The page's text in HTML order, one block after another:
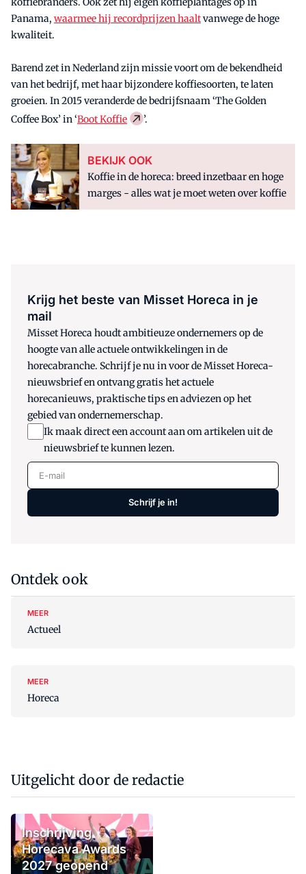
Panama, waarmee hij recordprijzen haaltvanwege de hoge
kwaliteit.
Barend zet in Nederland zijn missie voort om de bekendheid
van het bedrijf, met haar bijzondere koffiesoorten, te laten
groeien. In 2015 veranderde de bedrijfsnaam ‘The Golden
Coffee Box’ in ‘Boot Koffie ’.
BEKIJK OOK
Koffie in de horeca: breed inzetbaar en hoge
marges - alles wat je moet weten over koffie
Krijg het beste van Misset Horeca in je
mail
Misset Horeca houdt ambitieuze ondernemers op de
hoogte van alle actuele ontwikkelingen in de
horecabranche. Schrijf je nu in voor de Misset Horeca-
nieuwsbrief en ontvang gratis het actuele
horecanieuws, praktische tips en adviezen op het
gebied van ondernemerschap.
Ik maak direct een account aan om artikelen uit de
nieuwsbrief te kunnen lezen.
E-mail
Schrijf je in!
Ontdek ook
MEER
Actueel
MEER
Horeca
Uitgelicht door de redactie
Inschrijving
Horecava Awards
2027 geopend